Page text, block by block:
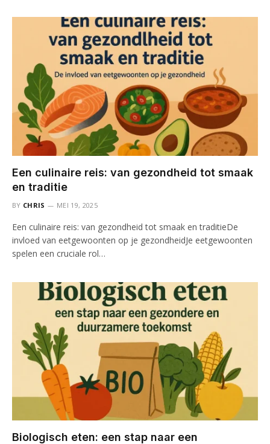
Een culinaire reis: van gezondheid tot smaak
en traditie
BY CHRIS MEI 19, 2025
Een culinaire reis: van gezondheid tot smaak en traditieDe
invloed van eetgewoonten op je gezondheidJe eetgewoonten
spelen een cruciale rol…
Biologisch eten: een stap naar een